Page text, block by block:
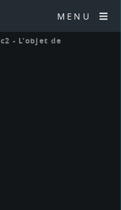
MENU
c2 - L’objet de